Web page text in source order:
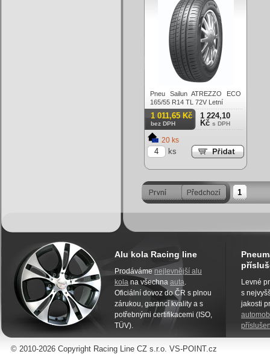
Pneu Sailun ATREZZO ECO
165/55 R14 TL 72V Letní
1 011,65 Kč
bez DPH
1 224,10
Kč s DPH
20 ks
ks
1
Alu kola Racing line
Prodáváme nejlevnější alu
kola na všechna auta.
Oficiální dovoz do ČR s plnou
zárukou, garancí kvality a s
potřebnými certifikacemi (ISO,
TÜV).
Levné
s
jakosti
© 2010-2026 Copyright Racing Line CZ s.r.o. VS-POINT.cz